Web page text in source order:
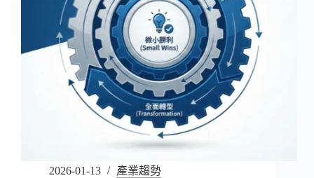
2026-01-13 產業趨勢